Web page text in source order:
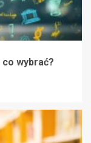
wybrać?